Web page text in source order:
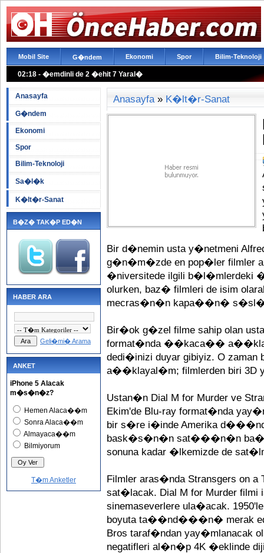
Mobil Site G�ndem Ekonomi Spor Bilim-Teknoloji
02:18 - �emdinli de 2 �ehit 7 Yaral�
Anasayfa
G�ndem
Ekonomi
Spor
Bilim-Teknoloji
Sa�l�k
K�lt�r-Sanat
B�Z� TAK�P ED�N
HABER ARA
Geli�mi� Arama
ANKET
iPhone 5 Alacak
m�s�n�z?
Hemen Alaca��m
Sonra Alaca��m
Almayaca��m
Bilmiyorum
T�m Anketler
Anasayfa» K�lt�r-Sanat
Bir d�nemin usta y�netmeni
g�n�m�zde en pop�ler filmler
�niversitede ilgili b�l�mlerdeki
olurken, baz� filmleri de isim
mecras�n�n kapa��n�
Bir�ok g�zel filme sahip olan
format�nda ��kaca��
dedi�inizi duyar gibiyiz. O
a��klayal�m; filmlerden biri 3D
Ustan�n Dial M for Murder ve
Ekim'de Blu-ray format�nda
bir s�re i�inde Amerika
bask�s�n�n sat���n�n
sonuna kadar �lkemizde de
Filmler aras�nda Stransgers on a
sat�lacak. Dial M for Murder filmi
sinemaseverlere ula�acak.
boyuta ta��nd���n� merak
Bros taraf�ndan yay�mlanacak
negatifleri al�n�p 4K �eklinde